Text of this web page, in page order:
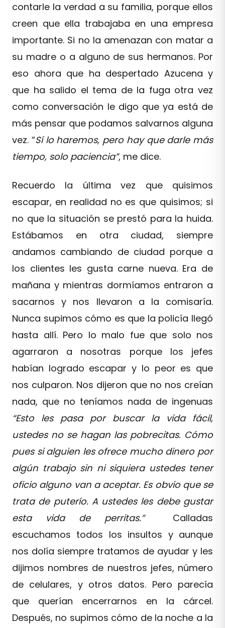
contarle la verdad a su familia, porque ellos
creen que ella trabajaba en una empresa
importante. Si no la amenazan con matar a
su madre o a alguno de sus hermanos. Por
eso ahora que ha despertado Azucena y
que ha salido el tema de la fuga otra vez
como conversación le digo que ya está de
más pensar que podamos salvarnos alguna
vez. “Sí lo haremos, pero hay que darle más
tiempo, solo paciencia”, me dice.
Recuerdo la última vez que quisimos
escapar, en realidad no es que quisimos; si
no que la situación se prestó para la huida.
Estábamos en otra ciudad, siempre
andamos cambiando de ciudad porque a
los clientes les gusta carne nueva. Era de
mañana y mientras dormíamos entraron a
sacarnos y nos llevaron a la comisaría.
Nunca supimos cómo es que la policía llegó
hasta allí. Pero lo malo fue que solo nos
agarraron a nosotras porque los jefes
habían logrado escapar y lo peor es que
nos culparon. Nos dijeron que no nos creían
nada, que no teníamos nada de ingenuas
“Esto les pasa por buscar la vida fácil,
ustedes no se hagan las pobrecitas. Cómo
pues si alguien les ofrece mucho dinero por
algún trabajo sin ni siquiera ustedes tener
oficio alguno van a aceptar. Es obvio que se
trata de puterío. A ustedes les debe gustar
esta vida de perritas.”Calladas
escuchamos todos los insultos y aunque
nos dolía siempre tratamos de ayudar y les
dijimos nombres de nuestros jefes, número
de celulares, y otros datos. Pero parecía
que querían encerrarnos en la cárcel.
Después, no supimos cómo de la noche a la